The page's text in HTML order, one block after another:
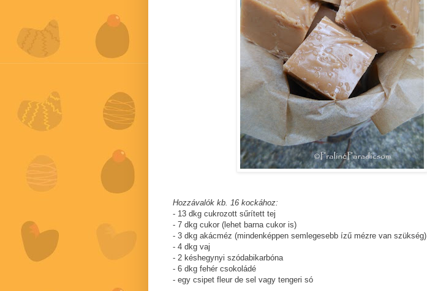
Hozzávalók kb. 16 kockához:
- 13 dkg cukrozott sűrített tej
- 7 dkg cukor (lehet barna cukor is)
- 3 dkg akácméz (mindenképpen semlegesebb ízű mézre van szükség)
- 4 dkg vaj
- 2 késhegynyi szódabikarbóna
- 6 dkg fehér csokoládé
- egy csipet fleur de sel vagy tengeri só